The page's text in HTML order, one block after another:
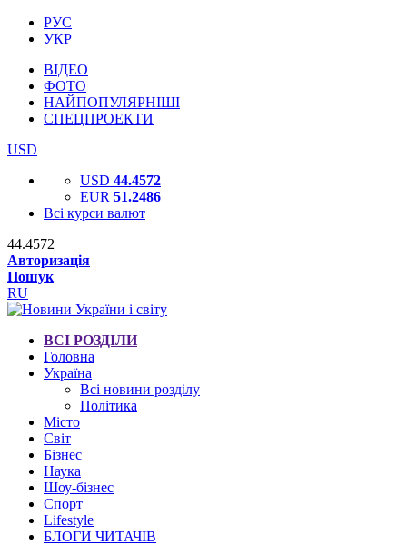
РУС
УКР
ВІДЕО
ФОТО
НАЙПОПУЛЯРНІШІ
СПЕЦПРОЕКТИ
USD
USD 44.4572
EUR 51.2486
Всі курси валют
44.4572
Авторизація
Пошук
RU
ВСІ РОЗДІЛИ
Головна
Україна
Всі новини розділу
Політика
Місто
Світ
Бізнес
Наука
Шоу-бізнес
Спорт
Lifestyle
БЛОГИ ЧИТАЧІВ